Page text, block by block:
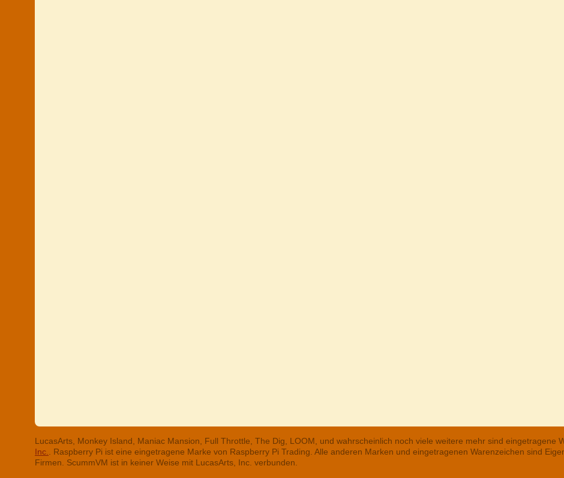
LucasArts, Monkey Island, Maniac Mansion, Full Throttle, The Dig, LOOM, und wahrscheinlich noch viele weitere mehr sind eingetragene
Inc.
. Raspberry Pi ist eine eingetragene Marke von Raspberry Pi Trading. Alle anderen Marken und eingetragenen Warenzeichen sind
Firmen. ScummVM ist in keiner Weise mit LucasArts, Inc. verbunden.